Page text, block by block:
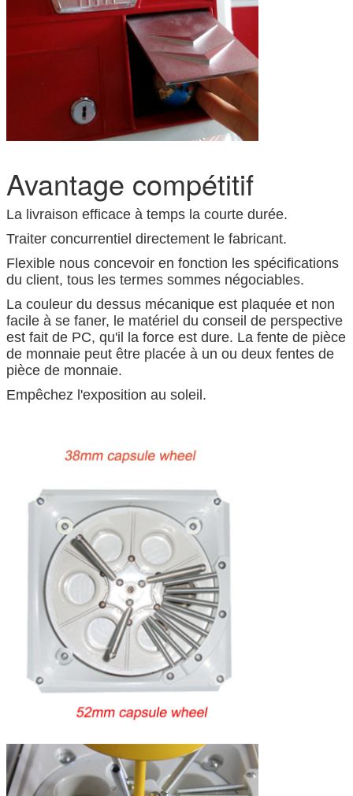
Avantage compétitif
La livraison efficace à temps la courte durée.
Traiter concurrentiel directement le fabricant.
Flexible nous concevoir en fonction les spécifications
du client, tous les termes sommes négociables.
La couleur du dessus mécanique est plaquée et non
facile à se faner, le matériel du conseil de perspective
est fait de PC, qu'il la force est dure. La fente de pièce
de monnaie peut être placée à un ou deux fentes de
pièce de monnaie.
Empêchez l'exposition au soleil.